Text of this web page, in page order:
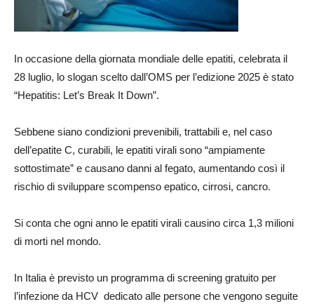
In occasione della giornata mondiale delle epatiti, celebrata il
28 luglio, lo slogan scelto dall’OMS per l’edizione 2025 è stato
“Hepatitis: Let’s Break It Down”.
Sebbene siano condizioni prevenibili, trattabili e, nel caso
dell’epatite C, curabili, le epatiti virali sono “ampiamente
sottostimate” e causano danni al fegato, aumentando così il
rischio di sviluppare scompenso epatico, cirrosi, cancro.
Si conta che ogni anno le epatiti virali causino circa 1,3 milioni
di morti nel mondo.
In Italia è previsto un programma di screening gratuito per
l’infezione da HCV dedicato alle persone che vengono seguite